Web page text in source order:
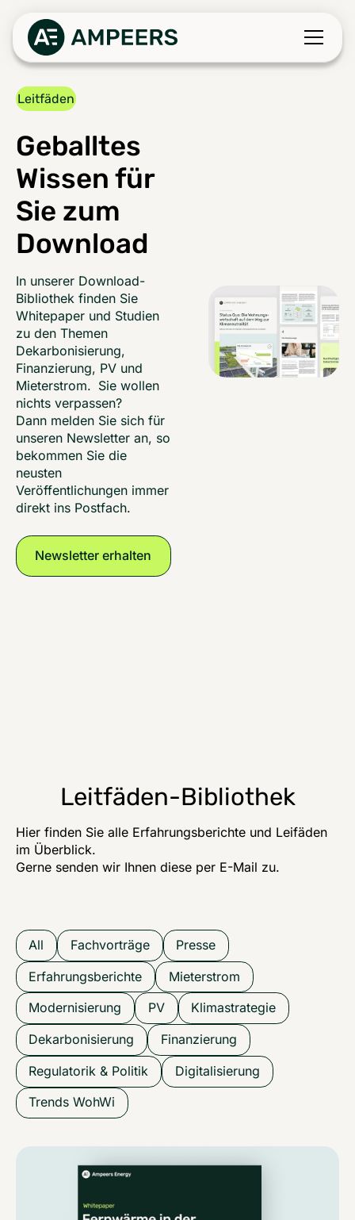
Leitfäden
Geballtes
Wissen für
Sie zum
Download
In unserer Download-
Bibliothek finden Sie
Whitepaper und Studien
zu den Themen
Dekarbonisierung,
Finanzierung, PV und
Mieterstrom. Sie wollen
nichts verpassen?
Dann melden Sie sich für
unseren Newsletter an, so
bekommen Sie die
neusten
Veröffentlichungen immer
direkt ins Postfach.
Newsletter erhalten
Leitfäden-Bibliothek
Hier finden Sie alle Erfahrungsberichte und Leifäden
im Überblick.
Gerne senden wir Ihnen diese per E-Mail zu.
All Fachvorträge Presse
Erfahrungsberichte Mieterstrom
Modernisierung PV Klimastrategie
Dekarbonisierung Finanzierung
Regulatorik & Politik Digitalisierung
Trends WohWi